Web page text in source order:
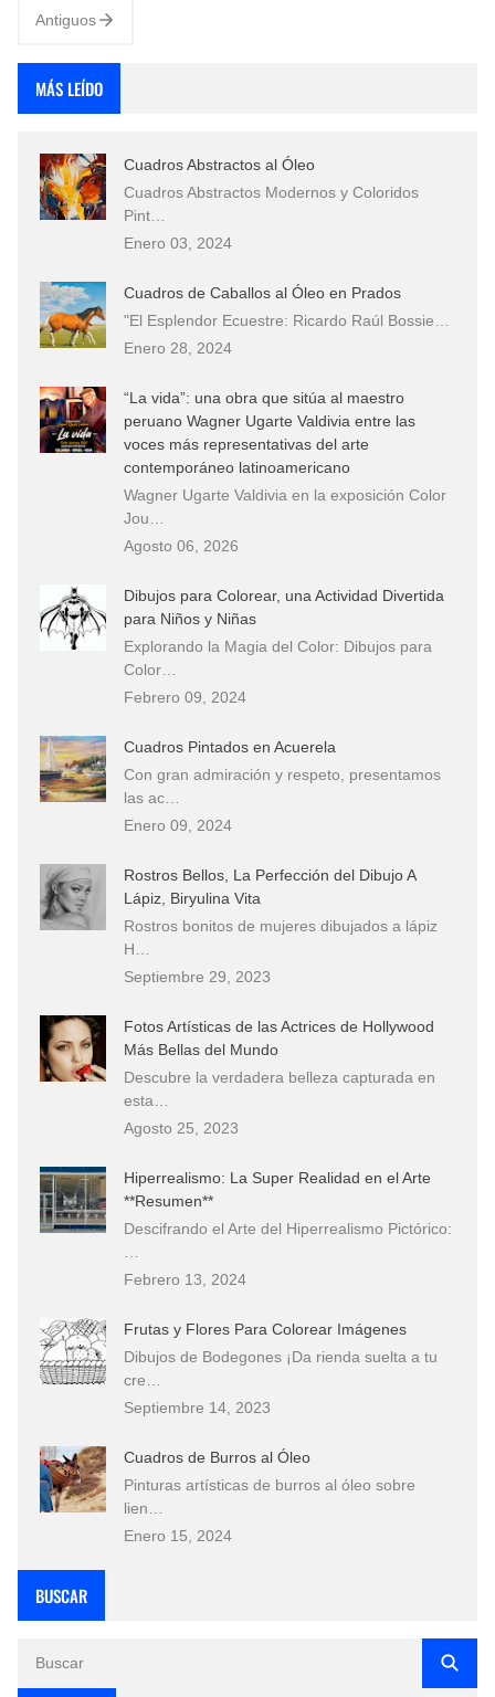
Antiguos
MÁS LEÍDO
Cuadros Abstractos al Óleo
Cuadros Abstractos Modernos y Coloridos
Pint…
Enero 03, 2024
Cuadros de Caballos al Óleo en Prados
"El Esplendor Ecuestre: Ricardo Raúl Bossie…
Enero 28, 2024
“La vida”: una obra que sitúa al maestro
peruano Wagner Ugarte Valdivia entre las
voces más representativas del arte
contemporáneo latinoamericano
Wagner Ugarte Valdivia en la exposición Color
Jou…
Agosto 06, 2026
Dibujos para Colorear, una Actividad Divertida
para Niños y Niñas
Explorando la Magia del Color: Dibujos para
Color…
Febrero 09, 2024
Cuadros Pintados en Acuerela
Con gran admiración y respeto, presentamos
las ac…
Enero 09, 2024
Rostros Bellos, La Perfección del Dibujo A
Lápiz, Biryulina Vita
Rostros bonitos de mujeres dibujados a lápiz
H…
Septiembre 29, 2023
Fotos Artísticas de las Actrices de Hollywood
Más Bellas del Mundo
Descubre la verdadera belleza capturada en
esta…
Agosto 25, 2023
Hiperrealismo: La Super Realidad en el Arte
**Resumen**
Descifrando el Arte del Hiperrealismo Pictórico:
Febrero 13, 2024
Frutas y Flores Para Colorear Imágenes
Dibujos de Bodegones ¡Da rienda suelta a tu
cre…
Septiembre 14, 2023
Cuadros de Burros al Óleo
Pinturas artísticas de burros al óleo sobre
lien…
Enero 15, 2024
BUSCAR